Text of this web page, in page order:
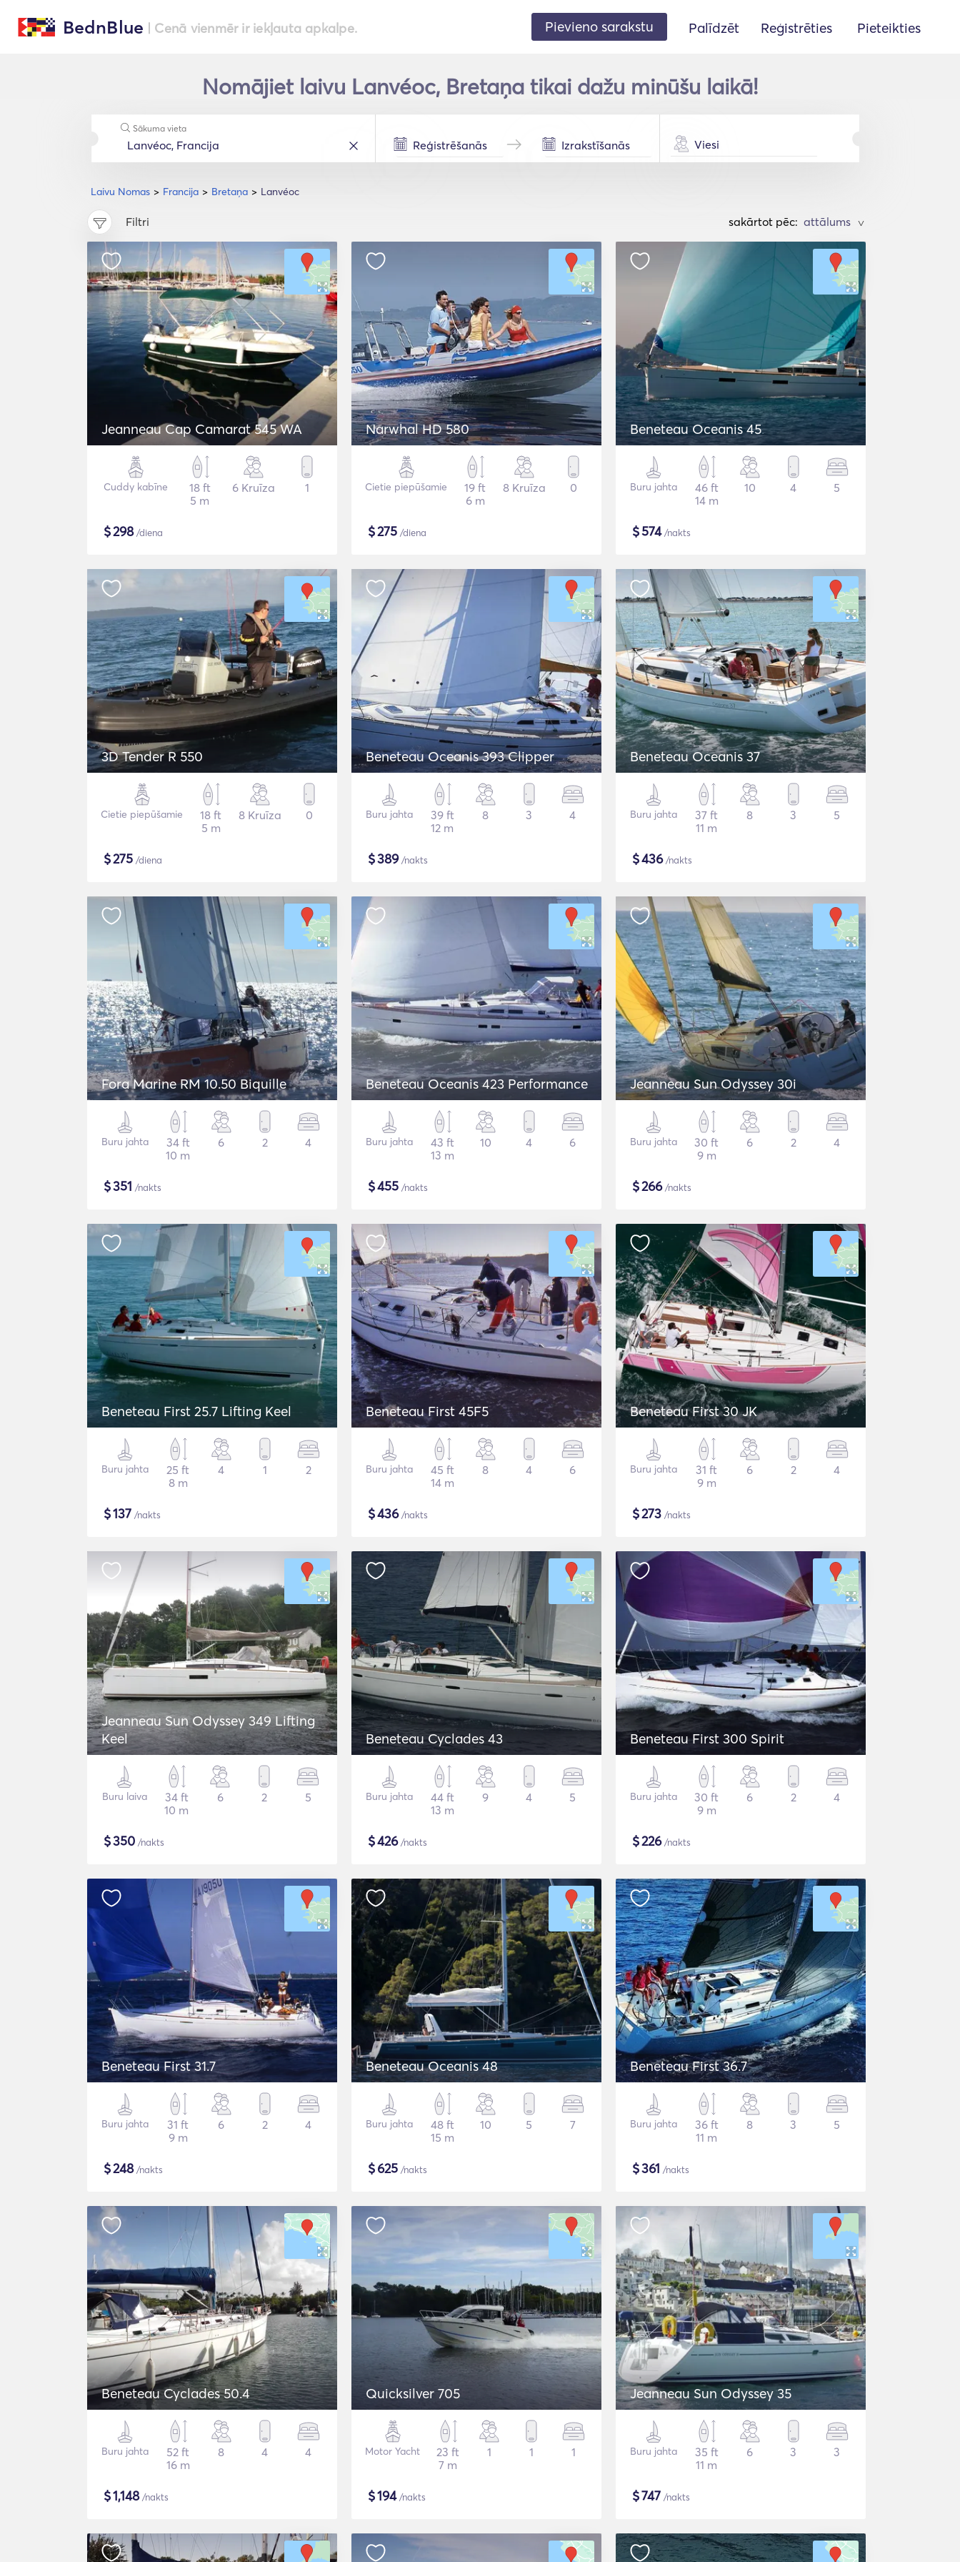
BednBlue | Cenā vienmēr ir iekļauta apkalpe. Pievieno sarakstu Palīdzēt Reģistrēties Pieteikties
Nomājiet laivu Lanvéoc, Bretaņa tikai dažu minūšu laikā!
Laivu Nomas Francija Bretaņa Lanvéoc
Sākuma vieta
Viesi
Filtri sakārtot pēc: >
Jeanneau Cap Camarat 545 WA
Cuddy kabīne
18 ft
5 m
6 Kruīza 1
$298/diena
Narwhal HD 580
Cietie piepūšamie
19 ft
6 m
8 Kruīza 0
$275 /diena
Beneteau Oceanis 45
Buru jahta
46 ft
14 m
10 4 5
$574/nakts
3D Tender R 550
Cietie piepūšamie
18 ft
5 m
8 Kruīza 0
$275 /diena
Beneteau Oceanis 393 Clipper
Buru jahta
39 ft
12 m
8 3 4
$389/nakts
Beneteau Oceanis 37
Buru jahta
37 ft
11 m
8 3 5
$436/nakts
Fora Marine RM 10.50 Biquille
Buru jahta
34 ft
10 m
6 2 4
$351 /nakts
Beneteau Oceanis 423 Performance
Buru jahta
43 ft
13 m
10 4 6
$455 /nakts
Jeanneau Sun Odyssey 30i
Buru jahta
30 ft
9 m
6 2 4
$266/nakts
Beneteau First 25.7 Lifting Keel
Buru jahta
25 ft
8 m
4 1 2
$137 /nakts
Beneteau First 45F5
Buru jahta
45 ft
14 m
8 4 6
$436/nakts
Beneteau First 30 JK
Buru jahta
31 ft
9 m
6 2 4
$273 /nakts
Jeanneau Sun Odyssey 349 Lifting
Keel
Buru laiva
34 ft
10 m
6 2 5
$350 /nakts
Beneteau Cyclades 43
Buru jahta
44 ft
13 m
9 4 5
$426/nakts
Beneteau First 300 Spirit
Buru jahta
30 ft
9 m
6 2 4
$226/nakts
Beneteau First 31.7
Buru jahta
31 ft
9 m
6 2 4
$248/nakts
Beneteau Oceanis 48
Buru jahta
48 ft
15 m
10 5 7
$625 /nakts
Beneteau First 36.7
Buru jahta
36 ft
11 m
8 3 5
$361 /nakts
Beneteau Cyclades 50.4
Buru jahta
52 ft
16 m
8 4 4
$1,148/nakts
Quicksilver 705
Motor Yacht
23 ft
7 m
1 1 1
$194/nakts
Jeanneau Sun Odyssey 35
Buru jahta
35 ft
11 m
6 3 3
$747 /nakts